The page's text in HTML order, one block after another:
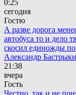
0:25
сегодня
Гостю
А разве дорога
автобуса то и дело
скосил единожды
Александр
21:38
вчера
Гость
Честно, так и не